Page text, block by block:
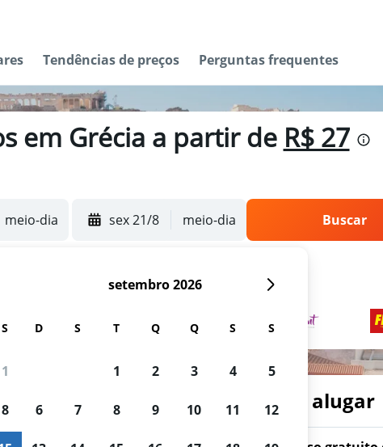
Tendências de preços Perguntas frequentes
em Grécia a partir de R$ 27
meio-dia sex 21/8 meio-dia Buscar
para buscar carros para alugar
S
1
8
setembro 2026
D S T Q Q S S
1 2 3 4 5
6 7 8 9 10 11 12